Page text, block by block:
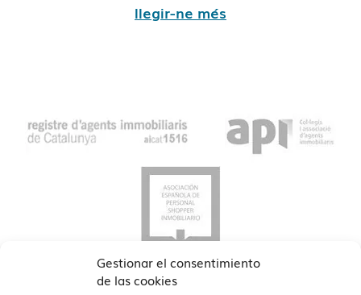
Gestionar el consentimiento
de las cookies
llegir-ne més